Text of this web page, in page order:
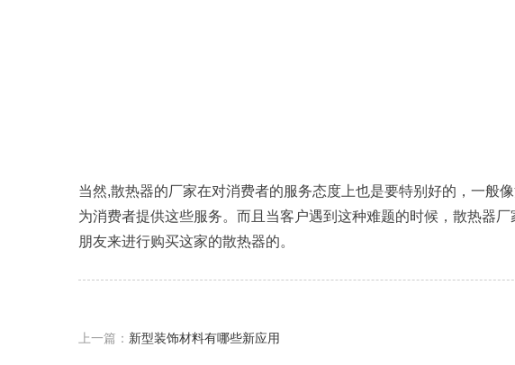
当然,散热器的厂家在对消费者的服务态度上也是要特别好的，一般
为消费者提供这些服务。而且当客户遇到这种难题的时候，散热器
朋友来进行购买这家的散热器的。
上一篇： 新型装饰材料有哪些新应用